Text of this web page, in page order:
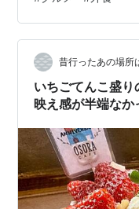
歩3分のところ 参考
こんな感じ。『え、
心してください！お
みませんなんですが
～…
昔行ったあの場所
いちごてんこ盛り
映え感が半端なか